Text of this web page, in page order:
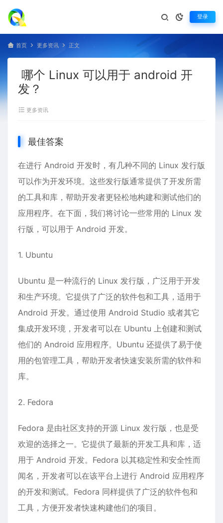
登录
首页 更多资讯 正文
哪个 Linux 可以用于 android 开
发？
更多资讯
最佳答案
在进行 Android 开发时，有几种不同的 Linux 发行版
可以作为开发环境。这些发行版通常提供了开发所需
的工具和库，帮助开发者更轻松地构建和测试他们的
应用程序。在下面，我们将讨论一些常用的 Linux 发
行版，可以用于 Android 开发。
1. Ubuntu
Ubuntu 是一种流行的 Linux 发行版，广泛用于开发
和生产环境。它提供了广泛的软件包和工具，适用于
Android 开发。通过使用 Android Studio 或者其它
集成开发环境，开发者可以在 Ubuntu 上创建和测试
他们的 Android 应用程序。Ubuntu 还提供了易于使
用的包管理工具，帮助开发者快速安装所需的软件和
库。
2. Fedora
Fedora 是由社区支持的开源 Linux 发行版，也是受
欢迎的选择之一。它提供了最新的开发工具和库，适
用于 Android 开发。Fedora 以其稳定性和安全性而
闻名，开发者可以在该平台上进行 Android 应用程序
的开发和测试。Fedora 同样提供了广泛的软件包和
工具，方便开发者快速构建他们的项目。